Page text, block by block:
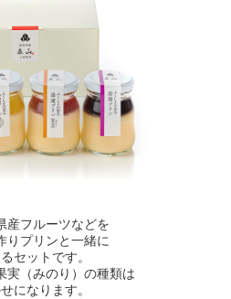
産フルーツなどを
りプリンと一緒に
セットです。
実（みのり）の種類は
になります。